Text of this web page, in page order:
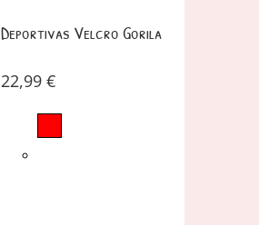
Deportivas Velcro Gorila
22,99 €